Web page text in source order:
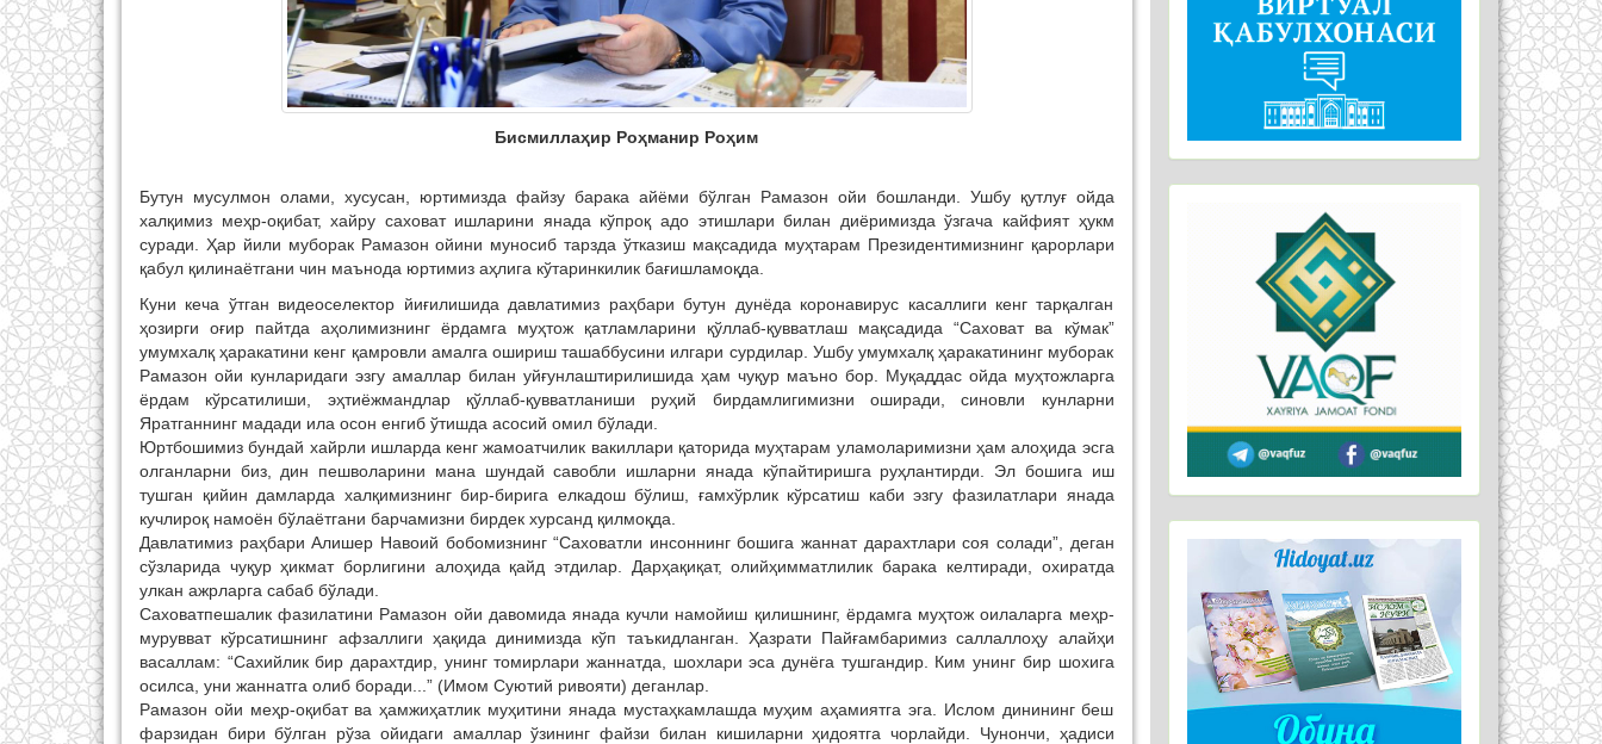
Бисмиллаҳир Роҳманир Роҳим
Бутун мусулмон олами, хусусан, юртимизда файзу барака айёми бўлган Рамазон ойи бошланди. Ушбу қутлуғ ойда
халқимиз меҳр-оқибат, хайру саховат ишларини янада кўпроқ адо этишлари билан диёримизда ўзгача кайфият ҳукм
суради. Ҳар йили муборак Рамазон ойини муносиб тарзда ўтказиш мақсадида муҳтарам Президентимизнинг қарорлари
қабул қилинаётгани чин маънода юртимиз аҳлига кўтаринкилик бағишламоқда.
Куни кеча ўтган видеоселектор йиғилишида давлатимиз раҳбари бутун дунёда коронавирус касаллиги кенг тарқалган
ҳозирги оғир пайтда аҳолимизнинг ёрдамга муҳтож қатламларини қўллаб-қувватлаш мақсадида “Саховат ва кўмак”
умумхалқ ҳаракатини кенг қамровли амалга ошириш ташаббусини илгари сурдилар. Ушбу умумхалқ ҳаракатининг муборак
Рамазон ойи кунларидаги эзгу амаллар билан уйғунлаштирилишида ҳам чуқур маъно бор. Муқаддас ойда муҳтожларга
ёрдам кўрсатилиши, эҳтиёжмандлар қўллаб-қувватланиши руҳий бирдамлигимизни оширади, синовли кунларни
Яратганнинг мадади ила осон енгиб ўтишда асосий омил бўлади.
Юртбошимиз бундай хайрли ишларда кенг жамоатчилик вакиллари қаторида муҳтарам уламоларимизни ҳам алоҳида эсга
олганларни биз, дин пешволарини мана шундай савобли ишларни янада кўпайтиришга руҳлантирди. Эл бошига иш
тушган қийин дамларда халқимизнинг бир-бирига елкадош бўлиш, ғамхўрлик кўрсатиш каби эзгу фазилатлари янада
кучлироқ намоён бўлаётгани барчамизни бирдек хурсанд қилмоқда.
Давлатимиз раҳбари Алишер Навоий бобомизнинг “Саховатли инсоннинг бошига жаннат дарахтлари соя солади”, деган
сўзларида чуқур ҳикмат борлигини алоҳида қайд этдилар. Дарҳақиқат, олийҳимматлилик барака келтиради, охиратда
улкан ажрларга сабаб бўлади.
Саховатпешалик фазилатини Рамазон ойи давомида янада кучли намойиш қилишнинг, ёрдамга муҳтож оилаларга меҳр-
мурувват кўрсатишнинг афзаллиги ҳақида динимизда кўп таъкидланган. Ҳазрати Пайғамбаримиз саллаллоҳу алайҳи
васаллам: “Сахийлик бир дарахтдир, унинг томирлари жаннатда, шохлари эса дунёга тушгандир. Ким унинг бир шохига
осилса, уни жаннатга олиб боради...” (Имом Суютий ривояти) деганлар.
Рамазон ойи меҳр-оқибат ва ҳамжиҳатлик муҳитини янада мустаҳкамлашда муҳим аҳамиятга эга. Ислом динининг беш
фарзидан бири бўлган рўза ойидаги амаллар ўзининг файзи билан кишиларни ҳидоятга чорлайди. Чунончи, ҳадиси